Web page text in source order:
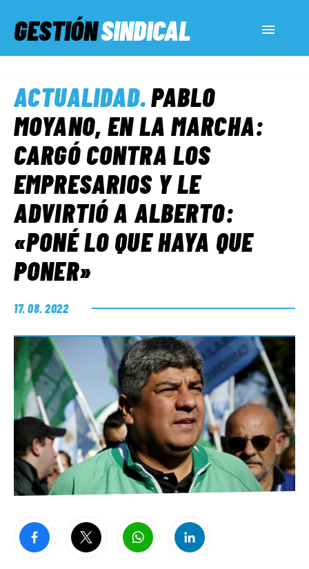
GESTIÓNSINDICAL
SERVICIOS SOCIALES
INFORMES ESPECIALES
FUERA DE MEGÁFONO
EL LADO «G»
ACTUALIDAD.PABLO
MOYANO, EN LA MARCHA:
CARGÓ CONTRA LOS
EMPRESARIOS Y LE
ADVIRTIÓ A ALBERTO:
«PONÉ LO QUE HAYA QUE
PONER»
17. 08. 2022